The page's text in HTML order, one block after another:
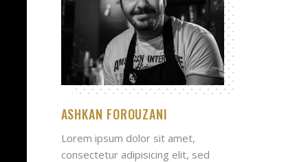
ASHKAN FOROUZANI
Lorem ipsum dolor sit amet,
consectetur adipisicing elit, sed